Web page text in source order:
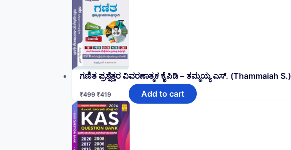
ಗಣಿತ ಪ್ರಶ್ನೆತ್ತರ ವಿವರಣಾತ್ಮಕ ಕೈಪಿಡಿ – ತಮ್ಮಯ್ಯ ಎಸ್‌. (Thammaiah S.)
₹499 ₹419 Add to cart